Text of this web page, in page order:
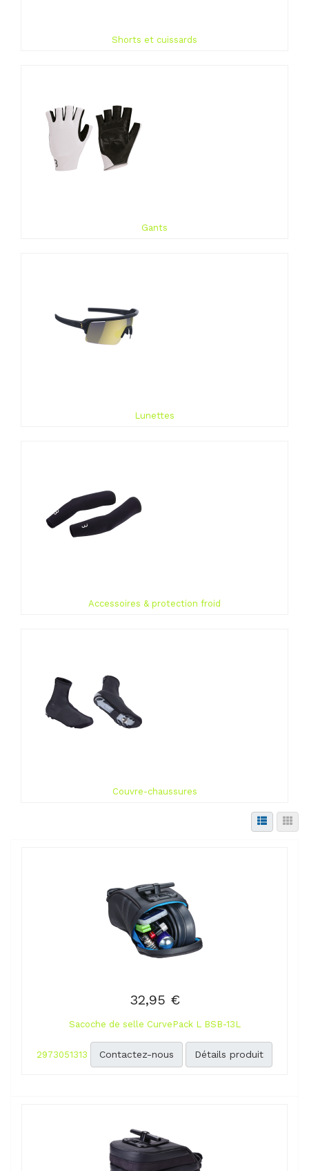
Shorts et cuissards
Gants
Lunettes
Accessoires & protection froid
Couvre-chaussures
32,95 €
Sacoche de selle CurvePack L BSB-13L
2973051313 Contactez-nous Détails produit